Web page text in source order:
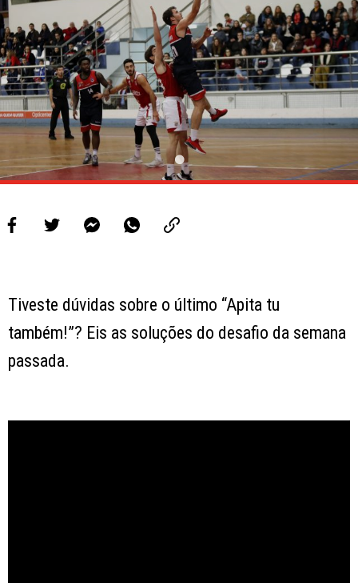
LIGA BETCLIC MASCULINA
LIGA BETCLIC FEMININA
Tiveste dúvidas sobre o último “Apita tu
também!”? Eis as soluções do desafio da semana
passada.